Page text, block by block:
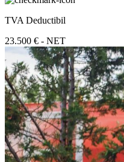
TVA Deductibil
23.500 € - NET